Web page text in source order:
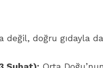
değil, doğru gıdayla